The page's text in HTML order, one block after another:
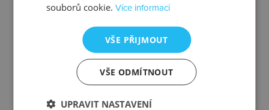
Doprava
souborů cookie.Více informací
VŠE PŘIJMOUT
VŠE ODMÍTNOUT
UPRAVIT NASTAVENÍ